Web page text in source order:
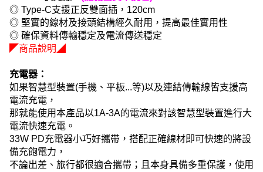
◎ Type-C支援正反雙面插，120cm
◎ 堅實的線材及接頭結構經久耐用，提高最佳實用性
◎ 確保資料傳輸穩定及電流傳送穩定
◤商品說明◢
充電器：
如果智慧型裝置(手機、平板...等)以及連結傳輸線皆支援高
電流充電，
那就能使用本產品以1A-3A的電流來對該智慧型裝置進行大
電流快速充電。
33W PD充電器小巧好攜帶，搭配正確線材即可快速的將設
備充飽電力，
不論出差、旅行都很適合攜帶；且本身具備多重保護，使用